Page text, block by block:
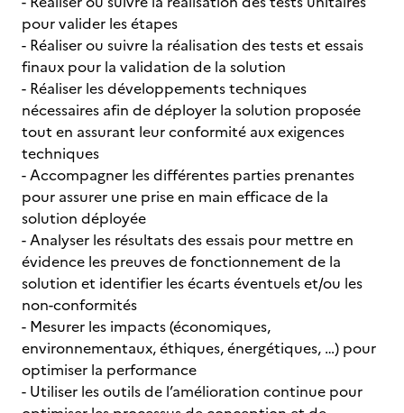
pour valider les étapes
- Réaliser ou suivre la réalisation des tests et essais
finaux pour la validation de la solution
- Réaliser les développements techniques
nécessaires afin de déployer la solution proposée
tout en assurant leur conformité aux exigences
techniques
- Accompagner les différentes parties prenantes
pour assurer une prise en main efficace de la
solution déployée
- Analyser les résultats des essais pour mettre en
évidence les preuves de fonctionnement de la
solution et identifier les écarts éventuels et/ou les
non-conformités
- Mesurer les impacts (économiques,
environnementaux, éthiques, énergétiques, …) pour
optimiser la performance
- Utiliser les outils de l’amélioration continue pour